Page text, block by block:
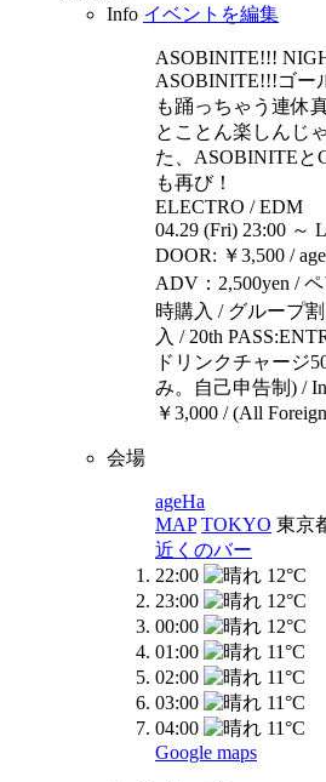
Info イベントを編集
ASOBINITE!!!
ASOBINITE!!!ゴー
も踊っちゃう連休
とことん楽しんじ
た、ASOBINITEと
も再び！
ELECTRO / EDM
04.29 (Fri) 23:00 ～
DOOR: ￥3,500 /
ADV：2,500yen /
時購入 / グループ
入 / 20th
ドリンクチャージ
み。自己申告制) /
￥3,000 / (All
会場
ageHa
MAP TOKYO 東京
近くのバー
22:00
12°C
23:00
12°C
00:00
12°C
01:00
11°C
02:00
11°C
03:00
11°C
04:00
11°C
Google maps